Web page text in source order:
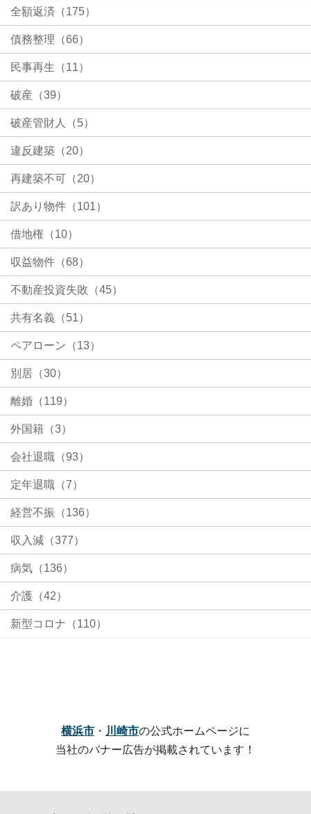
全額返済（175）
債務整理（66）
民事再生（11）
破産（39）
破産管財人（5）
違反建築（20）
再建築不可（20）
訳あり物件（101）
借地権（10）
収益物件（68）
不動産投資失敗（45）
共有名義（51）
ペアローン（13）
別居（30）
離婚（119）
外国籍（3）
会社退職（93）
定年退職（7）
経営不振（136）
収入減（377）
病気（136）
介護（42）
新型コロナ（110）
横浜市 ・ 川崎市の公式ホームページに
当社のバナー広告が掲載されています！